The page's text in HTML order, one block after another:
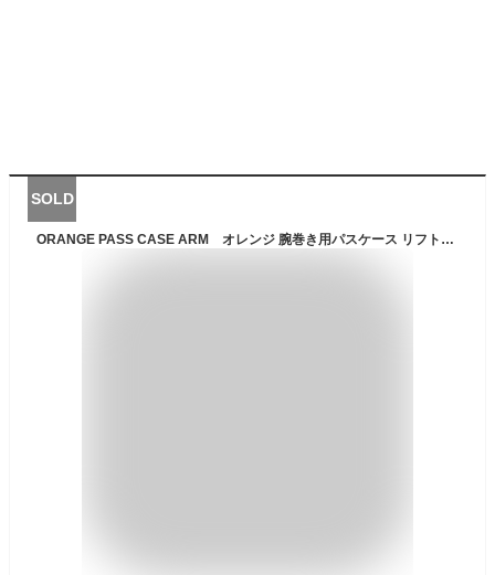
SOLD
ORANGE PASS CASE ARM オレンジ 腕巻き用パスケース リフト券入れ リフト券フォルダー チケット入れ チケットフォルダー